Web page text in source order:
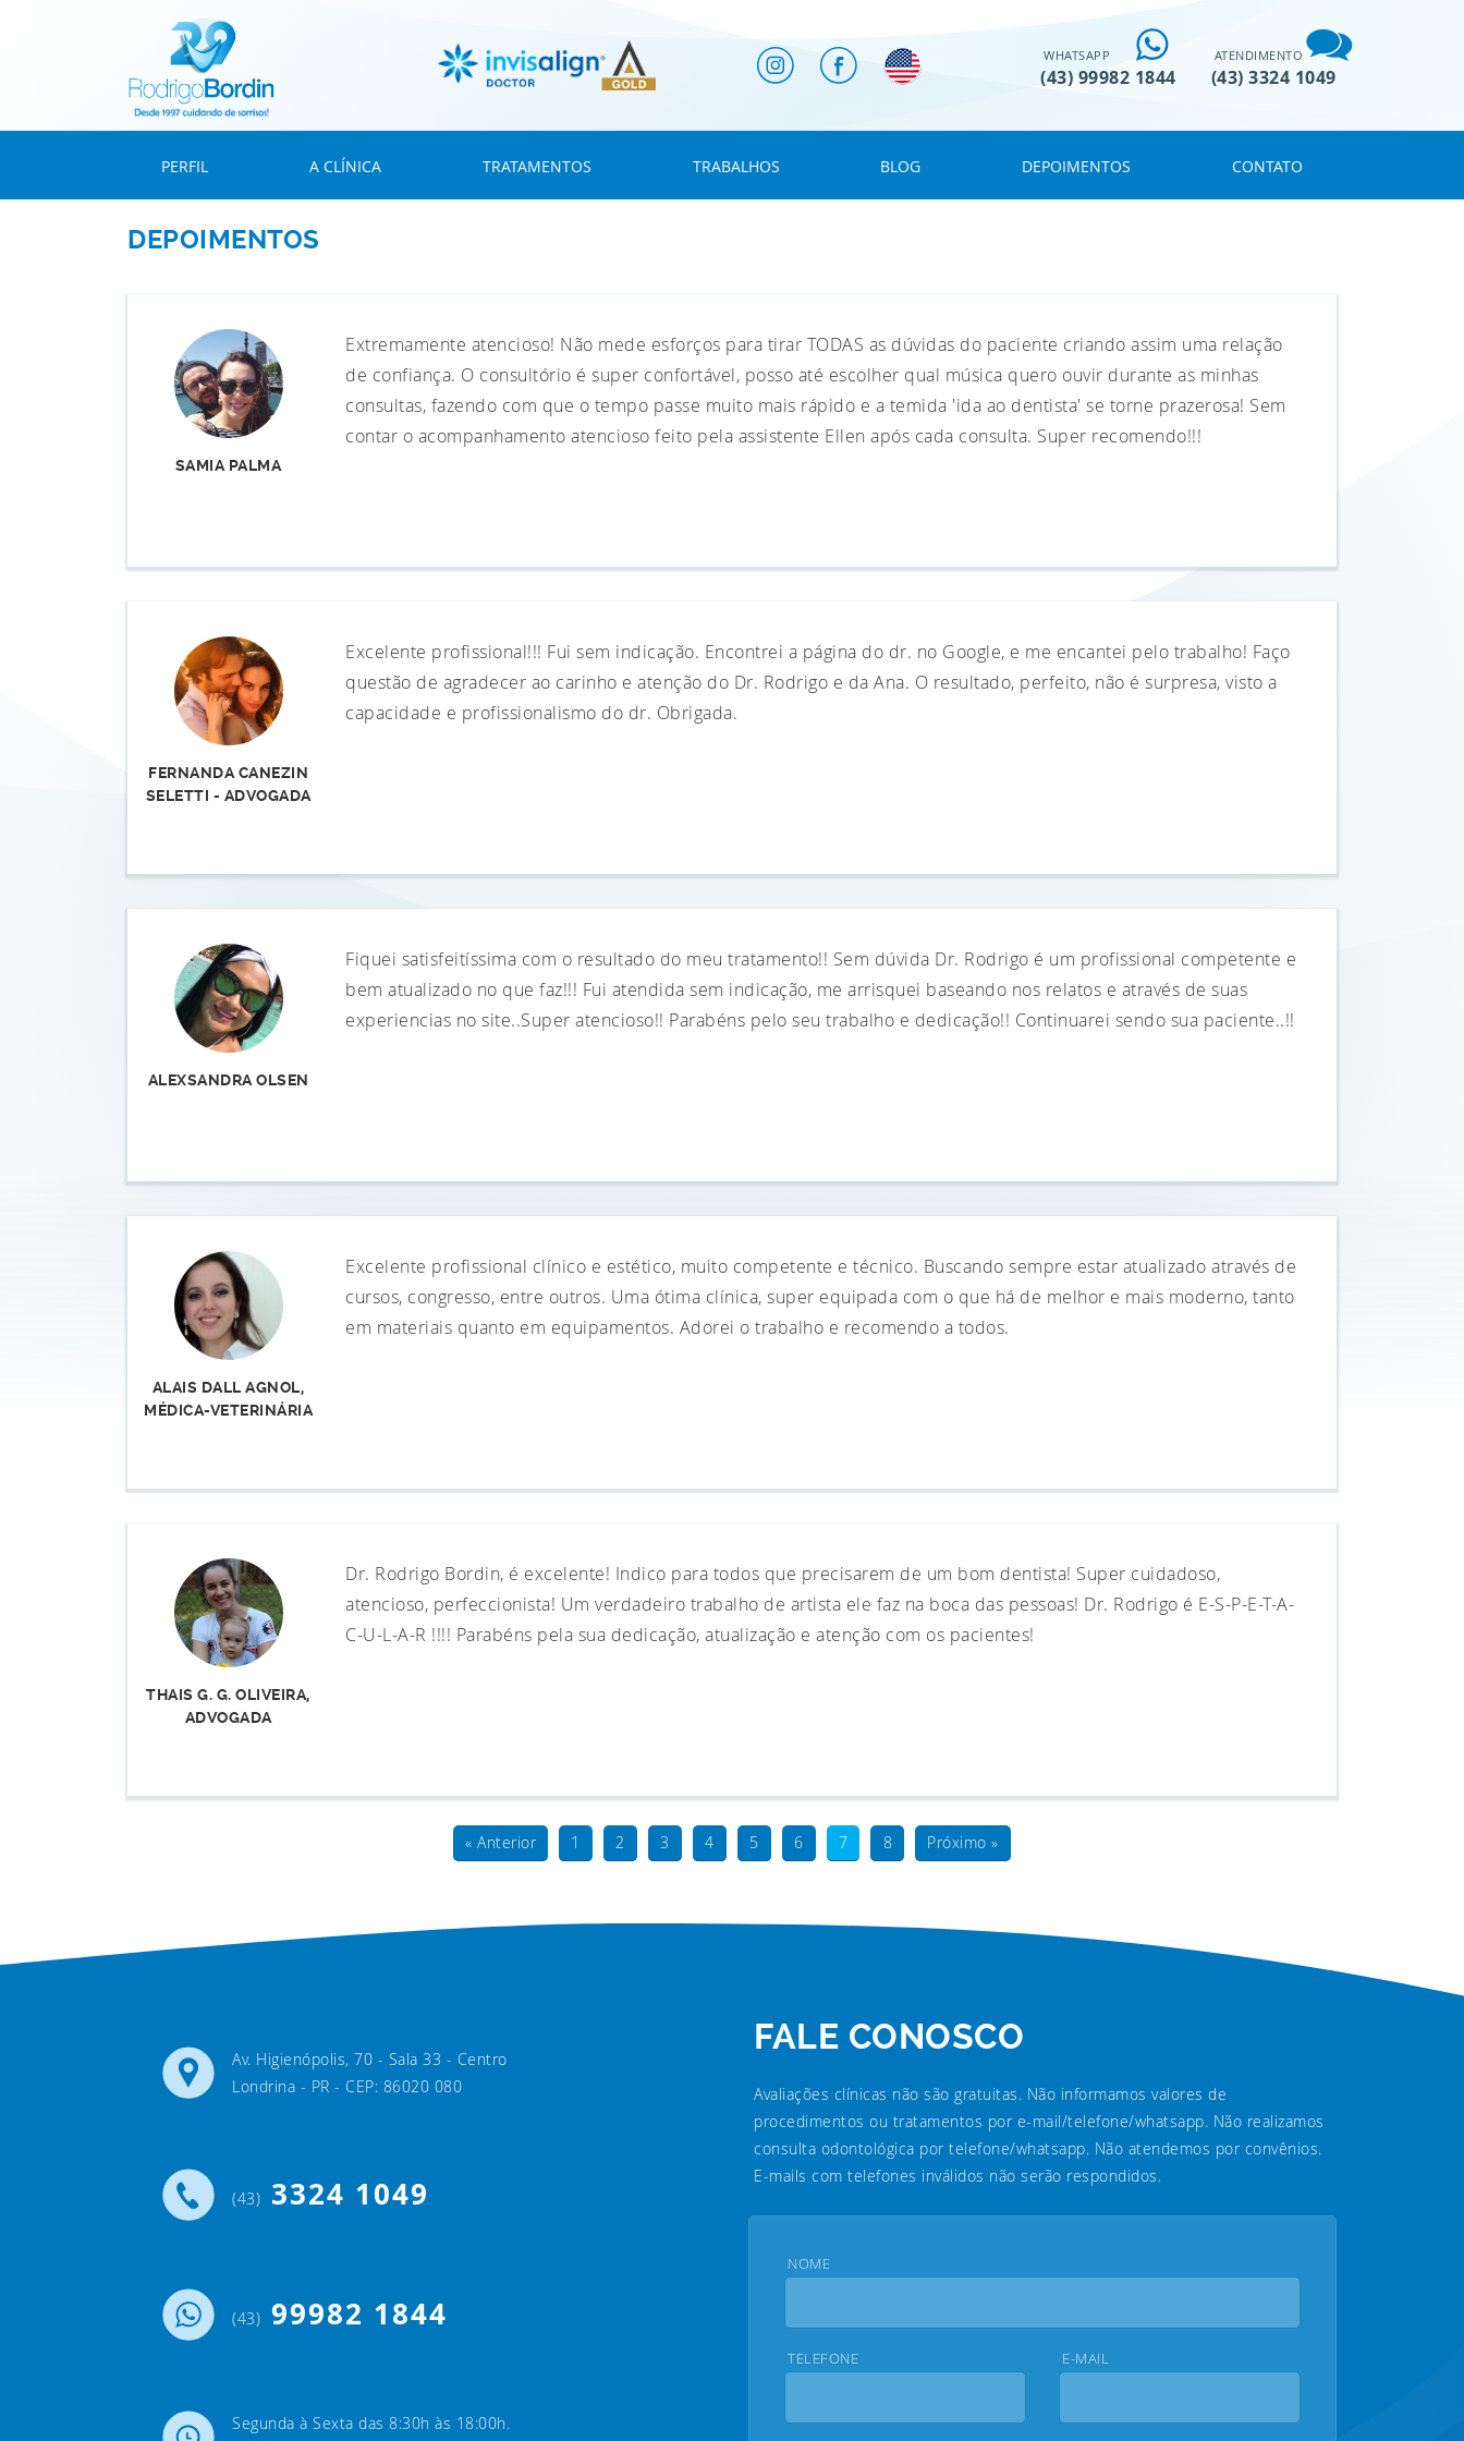
ATENDIMENTO
(43) 3324 1049
WHATSAPP
(43) 99982 1844
PERFIL A CLÍNICA TRATAMENTOS TRABALHOS BLOG DEPOIMENTOS CONTATO
DEPOIMENTOS
SAMIA PALMA
Extremamente atencioso! Não mede esforços para tirar TODAS as dúvidas do paciente criando assim uma relação
de confiança. O consultório é super confortável, posso até escolher qual música quero ouvir durante as minhas
consultas, fazendo com que o tempo passe muito mais rápido e a temida 'ida ao dentista' se torne prazerosa! Sem
contar o acompanhamento atencioso feito pela assistente Ellen após cada consulta. Super recomendo!!!
FERNANDA CANEZIN
SELETTI - ADVOGADA
Excelente profissional!!! Fui sem indicação. Encontrei a página do dr. no Google, e me encantei pelo trabalho! Faço
questão de agradecer ao carinho e atenção do Dr. Rodrigo e da Ana. O resultado, perfeito, não é surpresa, visto a
capacidade e profissionalismo do dr. Obrigada.
ALEXSANDRA OLSEN
Fiquei satisfeitíssima com o resultado do meu tratamento!! Sem dúvida Dr. Rodrigo é um profissional competente e
bem atualizado no que faz!!! Fui atendida sem indicação, me arrisquei baseando nos relatos e através de suas
experiencias no site..Super atencioso!! Parabéns pelo seu trabalho e dedicação!! Continuarei sendo sua paciente..!!
ALAIS DALL AGNOL,
MÉDICA-VETERINÁRIA
Excelente profissional clínico e estético, muito competente e técnico. Buscando sempre estar atualizado através de
cursos, congresso, entre outros. Uma ótima clínica, super equipada com o que há de melhor e mais moderno, tanto
em materiais quanto em equipamentos. Adorei o trabalho e recomendo a todos.
THAIS G. G. OLIVEIRA,
ADVOGADA
Dr. Rodrigo Bordin, é excelente! Indico para todos que precisarem de um bom dentista! Super cuidadoso,
atencioso, perfeccionista! Um verdadeiro trabalho de artista ele faz na boca das pessoas! Dr. Rodrigo é E-S-P-E-T-A-
C-U-L-A-R !!!! Parabéns pela sua dedicação, atualização e atenção com os pacientes!
« Anterior 1 2 3 4 5 6 7 8 Próximo »
Av. Higienópolis, 70 - Sala 33 - Centro
Londrina - PR - CEP: 86020 080
(43) 3324 1049
(43) 99982 1844
Segunda à Sexta das 8:30h às 18:00h.
FALE CONOSCO
Avaliações clínicas não são gratuitas. Não informamos valores de
procedimentos ou tratamentos por e-mail/telefone/whatsapp. Não realizamos
consulta odontológica por telefone/whatsapp. Não atendemos por convênios.
E-mails com telefones inválidos não serão respondidos.
NOME
TELEFONE E-MAIL